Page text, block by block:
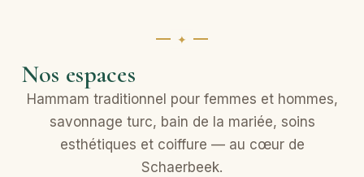
Nos espaces
Hammam traditionnel pour femmes et hommes,
savonnage turc, bain de la mariée, soins
esthétiques et coiffure — au cœur de
Schaerbeek.